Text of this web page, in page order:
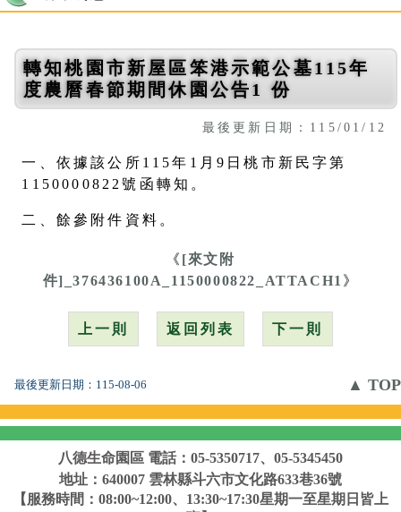
轉知桃園市新屋區笨港示範公墓115年
度農曆春節期間休園公告1 份
最後更新日期：115/01/12
一、依據該公所115年1月9日桃市新民字第
1150000822號函轉知。
二、餘參附件資料。
《 [來文附
件]_376436100A_1150000822_ATTACH1 》
上一則 返回列表 下一則
最後更新日期： 115-08-06 ▲ TOP
八德生命園區 電話：05-5350717、05-5345450
地址：640007 雲林縣斗六市文化路633巷36號
【服務時間：08:00~12:00、13:30~17:30星期一至星期日皆上